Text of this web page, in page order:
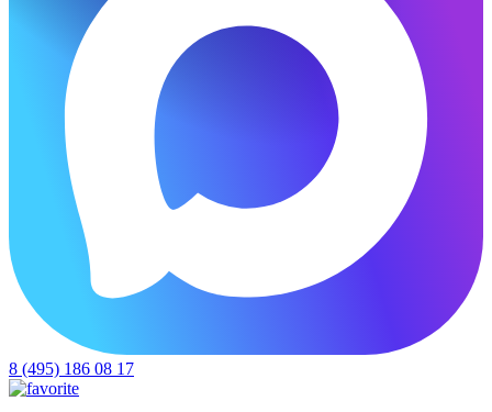
8 (495) 186 08 17